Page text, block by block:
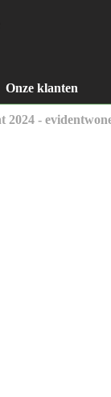
Onze klanten
2024 -